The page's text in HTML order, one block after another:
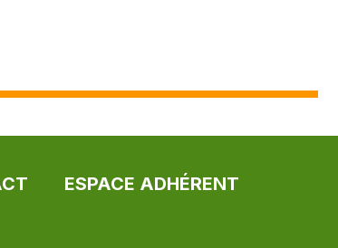
ESPACE ADHÉRENT